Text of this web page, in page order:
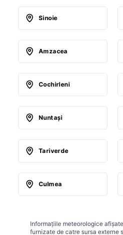
Sinoie
Amzacea
Cochirleni
Nuntaşi
Tariverde
Culmea
Informațiile meteorologice
furnizate de catre sursa externe